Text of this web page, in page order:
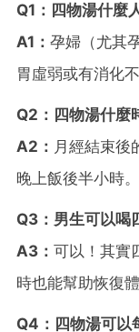
Q1：四物湯什麼
A1： 孕婦（尤其
胃虛弱或有消化
Q2：四物湯什麼
A2： 月經結束後
晚上飯後半小時。
Q3：男生可以喝
A3： 可以！其實
時也能幫助恢復體
Q4：四物湯可以